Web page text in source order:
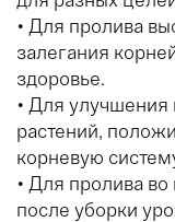
• Для пролива
залегания
здоровье.
• Для улучшения
растений,
корневую
• Для пролива
после уборки